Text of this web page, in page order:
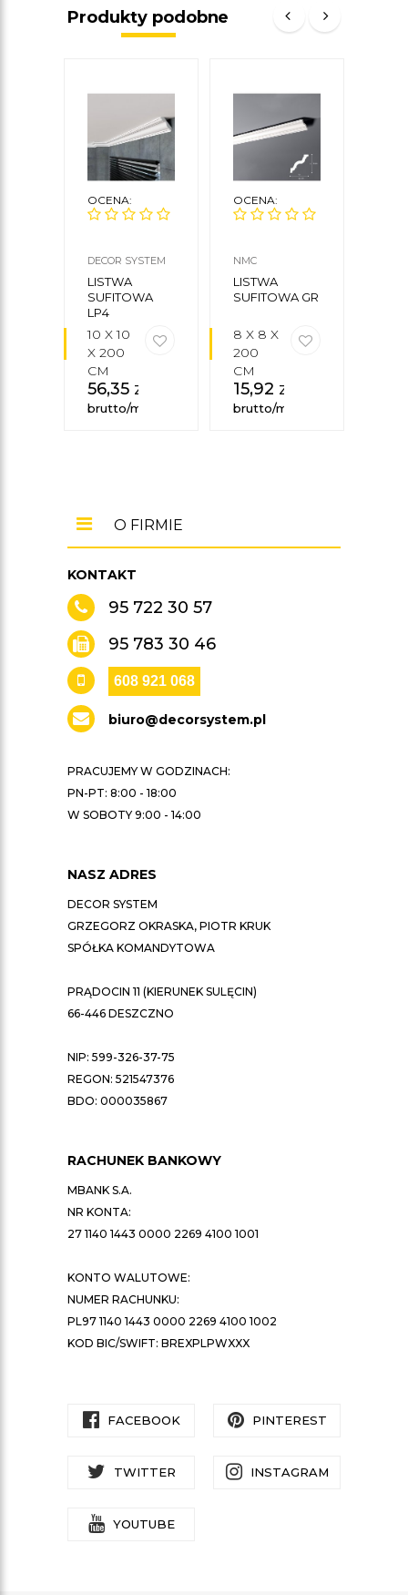
Produkty podobne
OCENA:
DECOR SYSTEM
LISTWA
SUFITOWA
LP4
10 X 10
X 200
CM
56,35 zł
brutto/mb
OCENA:
NMC
LISTWA
SUFITOWA GR
8 X 8 X
200
CM
15,92 zł
brutto/mb
KONTAKT
95 722 30 57
95 783 30 46
608 921 068
biuro@decorsystem.pl
PRACUJEMY W GODZINACH:
PN-PT: 8:00 - 18:00
W SOBOTY 9:00 - 14:00
NASZ ADRES
DECOR SYSTEM
GRZEGORZ OKRASKA, PIOTR KRUK
SPÓŁKA KOMANDYTOWA
PRĄDOCIN 11 (KIERUNEK SULĘCIN)
66-446 DESZCZNO
NIP: 599-326-37-75
REGON: 521547376
BDO: 000035867
O FIRMIE
RACHUNEK BANKOWY
MBANK S.A.
NR KONTA:
27 1140 1443 0000 2269 4100 1001
KONTO WALUTOWE:
NUMER RACHUNKU:
PL97 1140 1443 0000 2269 4100 1002
KOD BIC/SWIFT: BREXPLPWXXX
FACEBOOK PINTEREST
TWITTER INSTAGRAM
YOUTUBE